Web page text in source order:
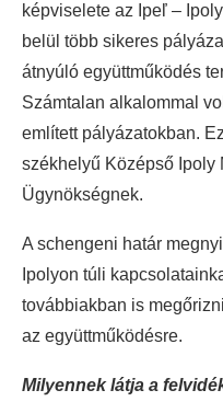
képviselete az Ipeľ –
belül több sikeres
átnyúló együttműködés
Számtalan alkalommal
említett pályázatokban.
székhelyű Középső Ipoly
Ügynökségnek.
A schengeni határ
Ipolyon túli
továbbiakban is
az együttműködésre.
Milyennek látja a